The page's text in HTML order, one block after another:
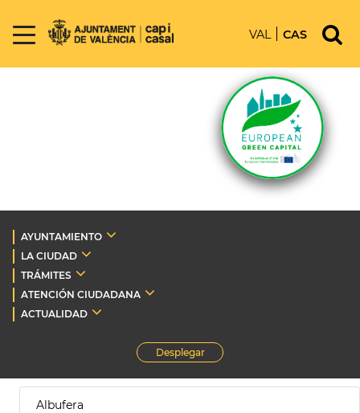
VAL CAS
AYUNTAMIENTO
LA CIUDAD
TRÁMITES
ATENCIÓN CIUDADANA
ACTUALIDAD
Desplegar
Albufera